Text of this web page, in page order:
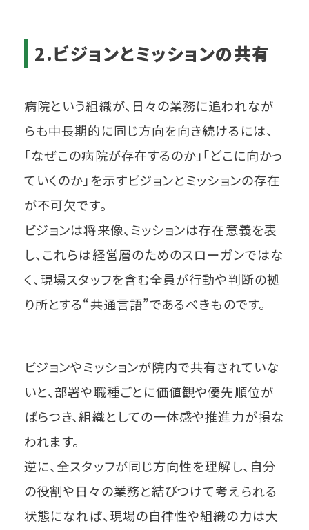
2.ビジョンとミッションの共有
病院という組織が、日々の業務に追われなが
らも中長期的に同じ方向を向き続けるには、
「なぜこの病院が存在するのか」「どこに向かっ
ていくのか」を示すビジョンとミッションの存在
が不可欠です。
ビジョンは将来像、ミッションは存在意義を表
し、これらは経営層のためのスローガンではな
く、現場スタッフを含む全員が行動や判断の拠
り所とする“共通言語”であるべきものです。
ビジョンやミッションが院内で共有されていな
いと、部署や職種ごとに価値観や優先順位が
ばらつき、組織としての一体感や推進力が損な
われます。
逆に、全スタッフが同じ方向性を理解し、自分
の役割や日々の業務と結びつけて考えられる
状態になれば、現場の自律性や組織の力は大